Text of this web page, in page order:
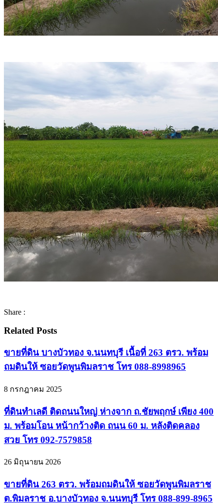
Share :
Related Posts
ขายที่ดิน บางบัวทอง จ.นนทบุรี เนื้อที่ 263 ตรว. พร้อม
ถมดินให้ ซอยวัดพูนพิมลราช โทร 088-8998965
8 กรกฎาคม 2025
ที่ดินทำเลดี ติดถนนใหญ่ ห่างจาก ถ.ชัยพฤกษ์ เพียง 400
ม. พร้อมโอน หน้ากว้างติด ถนน 60 ม. หลังติดคลอง
สวย โทร 092-7579858
26 มิถุนายน 2026
ขายที่ดิน 263 ตรว. พร้อมถมดินให้ ซอยวัดพูนพิมลราช
ต.พิมลราช อ.บางบัวทอง จ.นนทบุรี โทร 088-899-8965